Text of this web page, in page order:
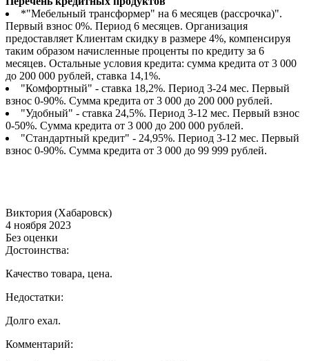
*"Мебельный трансформер" на 6 месяцев (рассрочка)".
Первый взнос 0%. Период 6 месяцев. Организация
предоставляет Клиентам скидку в размере 4%, компенсируя
таким образом начисленные проценты по кредиту за 6
месяцев. Остальные условия кредита: сумма кредита от 3 000
до 200 000 рублей, ставка 14,1%.
"Комфортный" - ставка 18,2%. Период 3-24 мес. Первый
взнос 0-90%. Сумма кредита от 3 000 до 200 000 рублей.
"Удобный" - ставка 24,5%. Период 3-12 мес. Первый взнос
0-50%. Сумма кредита от 3 000 до 200 000 рублей.
"Стандартный кредит" - 24,95%. Период 3-12 мес. Первый
взнос 0-90%. Сумма кредита от 3 000 до 99 999 рублей.
Виктория (Хабаровск)
4 ноября 2023
Без оценки
Достоинства:
Качество товара, цена.
Недостатки:
Долго ехал.
Комментарий: